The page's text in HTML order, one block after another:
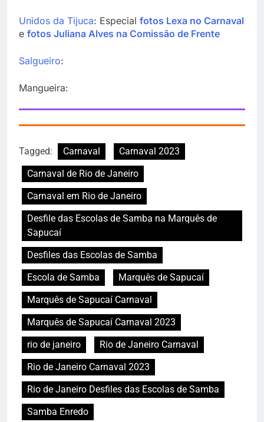
Unidos da Tijuca: Especial fotos Lexa no Carnaval
e fotos Juliana Alves na Comissão de Frente
Salgueiro:
Mangueira:
Tagged: Carnaval
Carnaval 2023
Carnaval de Rio de Janeiro
Carnaval em Rio de Janeiro
Desfile das Escolas de Samba na Marquês de
Sapucaí
Desfiles das Escolas de Samba
Escola de Samba
Marquês de Sapucaí
Marquês de Sapucaí Carnaval
Marquês de Sapucaí Carnaval 2023
rio de janeiro
Rio de Janeiro Carnaval
Rio de Janeiro Carnaval 2023
Rio de Janeiro Desfiles das Escolas de Samba
Samba Enredo